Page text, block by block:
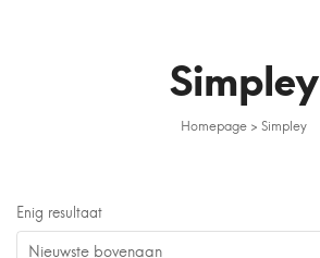
Simpley
Homepage > Simpley
Enig resultaat